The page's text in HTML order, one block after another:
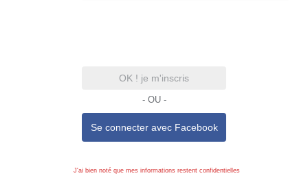
OK ! je m'inscris
- OU -
Se connecter avec Facebook
J'ai bien noté que mes informations restent confidentielles